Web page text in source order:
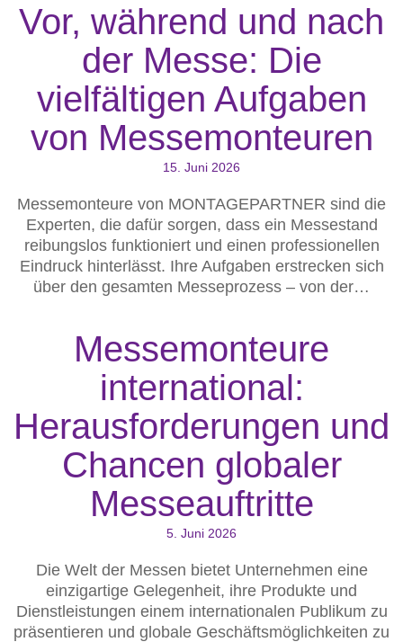
Vor, während und nach
der Messe: Die
vielfältigen Aufgaben
von Messemonteuren
15. Juni 2026
Messemonteure von MONTAGEPARTNER sind die
Experten, die dafür sorgen, dass ein Messestand
reibungslos funktioniert und einen professionellen
Eindruck hinterlässt. Ihre Aufgaben erstrecken sich
über den gesamten Messeprozess – von der…
Messemonteure
international:
Herausforderungen und
Chancen globaler
Messeauftritte
5. Juni 2026
Die Welt der Messen bietet Unternehmen eine
einzigartige Gelegenheit, ihre Produkte und
Dienstleistungen einem internationalen Publikum zu
präsentieren und globale Geschäftsmöglichkeiten zu